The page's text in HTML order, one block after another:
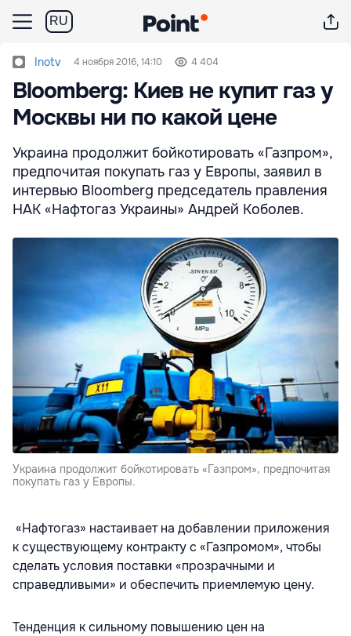
RU
Inotv 4 ноября 2016, 14:10 4 404
Bloomberg: Киев не купит газ у
Москвы ни по какой цене
Украина продолжит бойкотировать «Газпром»,
предпочитая покупать газ у Европы, заявил в
интервью Bloomberg председатель правления
НАК «Нафтогаз Украины» Андрей Коболев.
Украина продолжит бойкотировать «Газпром», предпочитая
покупать газ у Европы.
«Нафтогаз» настаивает на добавлении приложения
к существующему контракту с «Газпромом», чтобы
сделать условия поставки «прозрачными и
справедливыми» и обеспечить приемлемую цену.
Тенденция к сильному повышению цен на